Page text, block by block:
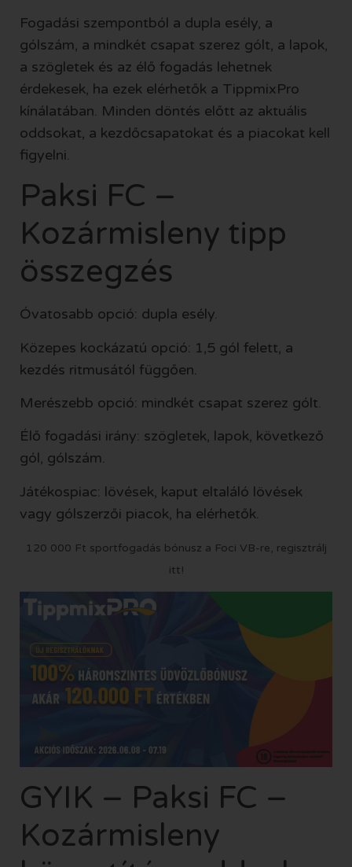
Fogadási szempontból a dupla esély, a
gólszám, a mindkét csapat szerez gólt, a lapok,
a szögletek és az élő fogadás lehetnek
érdekesek, ha ezek elérhetők a TippmixPro
kínálatában. Minden döntés előtt az aktuális
oddsokat, a kezdőcsapatokat és a piacokat kell
figyelni.
Paksi FC –
Kozármisleny tipp
összegzés
Óvatosabb opció: dupla esély.
Közepes kockázatú opció: 1,5 gól felett, a
kezdés ritmusától függően.
Merészebb opció: mindkét csapat szerez gólt.
Élő fogadási irány: szögletek, lapok, következő
gól, gólszám.
Játékospiac: lövések, kaput eltaláló lövések
vagy gólszerzői piacok, ha elérhetők.
120 000 Ft sportfogadás bónusz a Foci VB-re, regisztrálj
itt!
GYIK – Paksi FC –
Kozármisleny